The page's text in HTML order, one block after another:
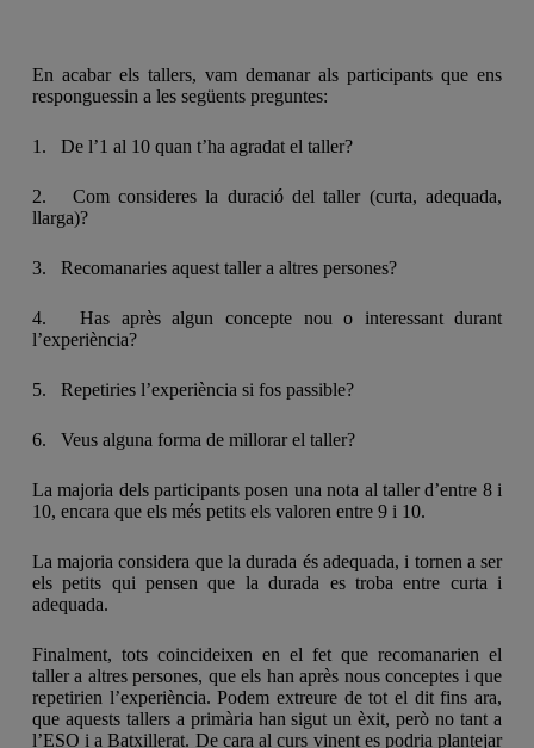
En acabar els tallers, vam demanar als participants que ens
responguessin a les següents preguntes:
1. De l’1 al 10 quan t’ha agradat el taller?
2. Com consideres la duració del taller (curta, adequada,
llarga)?
3. Recomanaries aquest taller a altres persones?
4. Has après algun concepte nou o interessant durant
l’experiència?
5. Repetiries l’experiència si fos passible?
6. Veus alguna forma de millorar el taller?
La majoria dels participants posen una nota al taller d’entre 8 i
10, encara que els més petits els valoren entre 9 i 10.
La majoria considera que la durada és adequada, i tornen a ser
els petits qui pensen que la durada es troba entre curta i
adequada.
Finalment, tots coincideixen en el fet que recomanarien el
taller a altres persones, que els han après nous conceptes i que
repetirien l’experiència. Podem extreure de tot el dit fins ara,
que aquests tallers a primària han sigut un èxit, però no tant a
l’ESO i a Batxillerat. De cara al curs vinent es podria plantejar